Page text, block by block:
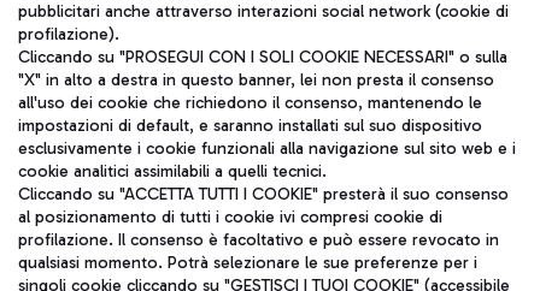
Aeroporti di Roma S.p.A. - Società soggetta a direzione e
coordinamento di Mundys S.p.A.
Codice fiscale e Registro delle Imprese di Roma 13032990155 P.
IVA 06572251004
Capitale sociale 62.224.743,00 int. vers.
pubblicitari anche attraverso interazioni social network (cookie di
profilazione).
Cliccando su "PROSEGUI CON I SOLI COOKIE NECESSARI" o sulla
"X" in alto a destra in questo banner, lei non presta il consenso
all'uso dei cookie che richiedono il consenso, mantenendo le
impostazioni di default, e saranno installati sul suo dispositivo
esclusivamente i cookie funzionali alla navigazione sul sito web e i
cookie analitici assimilabili a quelli tecnici.
Cliccando su "ACCETTA TUTTI I COOKIE" presterà il suo consenso
al posizionamento di tutti i cookie ivi compresi cookie di
profilazione. Il consenso è facoltativo e può essere revocato in
qualsiasi momento. Potrà selezionare le sue preferenze per i
singoli cookie cliccando su "GESTISCI I TUOI COOKIE" (accessibile